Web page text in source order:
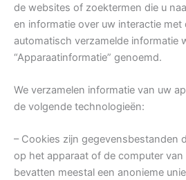
de websites of zoektermen die u
en informatie over uw interactie met
automatisch verzamelde informatie
“Apparaatinformatie” genoemd.
We verzamelen informatie van uw
de volgende technologieën:
– Cookies zijn gegevensbestanden
op het apparaat of de computer van
bevatten meestal een anonieme